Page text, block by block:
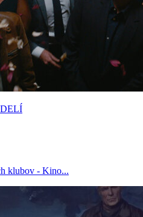
klubov - Kino...